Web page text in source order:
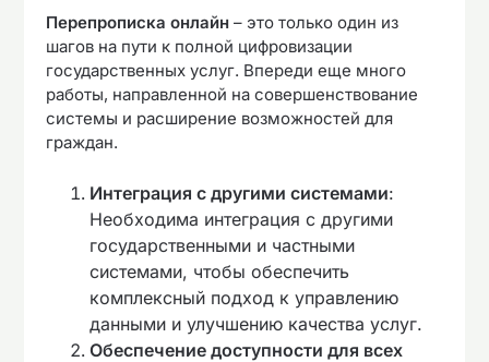
Перепрописка онлайн – это только один из
шагов на пути к полной цифровизации
государственных услуг. Впереди еще много
работы, направленной на совершенствование
системы и расширение возможностей для
граждан.
Интеграция с другими системами:
Необходима интеграция с другими
государственными и частными
системами, чтобы обеспечить
комплексный подход к управлению
данными и улучшению качества услуг.
Обеспечение доступности для всех